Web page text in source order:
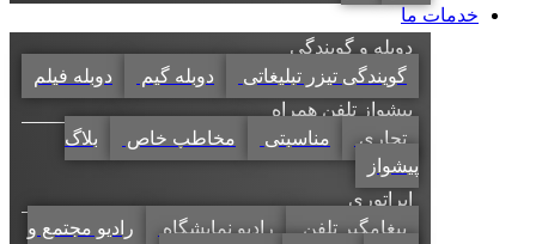
خدمات ما
دوبله و گویندگی
گویندگی تیزر تبلیغاتی
دوبله گیم
دوبله فیلم
پیشواز تلفن همراه
تجاری
مناسبتی مخاطب خاص
بلاگ
پیشواز
اپراتوری
پیغامگیر تلفن
رادیو نمایشگاه
رادیو مجتمع و